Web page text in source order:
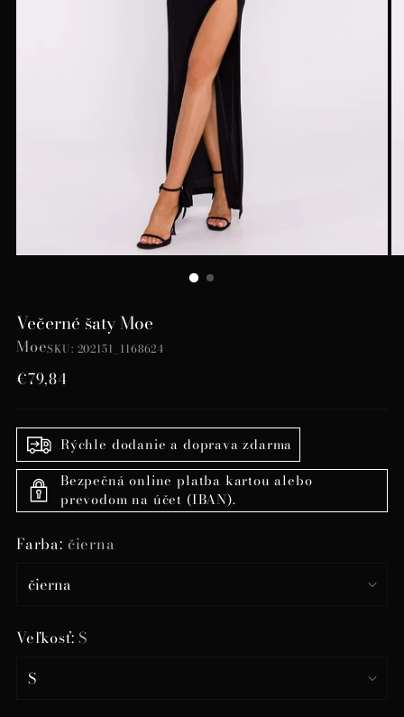
Večerné šaty Moe
MoeSKU: 202151_1168624
Bežná
€79,84
Rýchle dodanie a doprava zdarma
Bezpečná online platba kartou alebo
prevodom na účet (IBAN).
Farba: čierna
Veľkosť:S